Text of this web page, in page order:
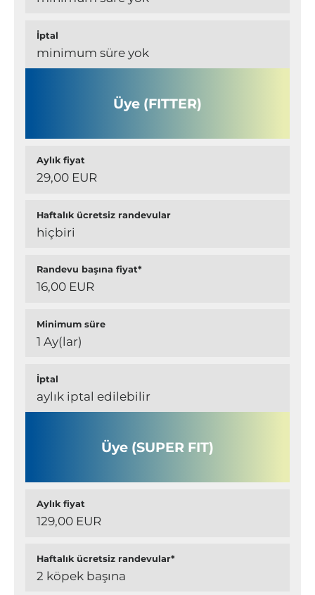
İptal
minimum süre yok
Üye (FITTER)
Aylık fiyat
29,00 EUR
Haftalık ücretsiz randevular
hiçbiri
Randevu başına fiyat*
16,00 EUR
Minimum süre
1 Ay(lar)
İptal
aylık iptal edilebilir
Üye (SUPER FIT)
Aylık fiyat
129,00 EUR
Haftalık ücretsiz randevular*
2 köpek başına